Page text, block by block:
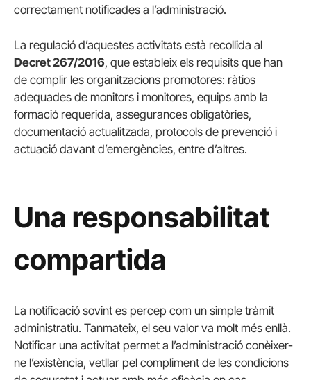
correctament notificades a l’administració.
La regulació d’aquestes activitats està recollida al
Decret 267/2016, que estableix els requisits que han
de complir les organitzacions promotores: ràtios
adequades de monitors i monitores, equips amb la
formació requerida, assegurances obligatòries,
documentació actualitzada, protocols de prevenció i
actuació davant d’emergències, entre d’altres.
Una responsabilitat
compartida
La notificació sovint es percep com un simple tràmit
administratiu. Tanmateix, el seu valor va molt més enllà.
Notificar una activitat permet a l’administració conèixer-
ne l’existència, vetllar pel compliment de les condicions